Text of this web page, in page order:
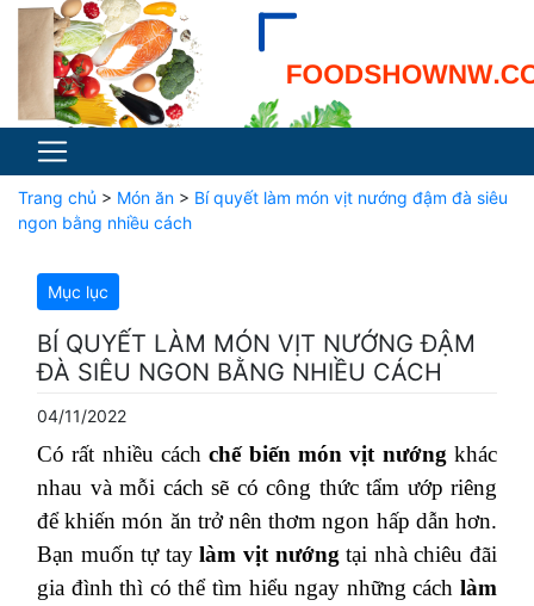
Trang chủ > Món ăn > Bí quyết làm món vịt nướng đậm đà siêu
ngon bằng nhiều cách
Mục lục
BÍ QUYẾT LÀM MÓN VỊT NƯỚNG ĐẬM
ĐÀ SIÊU NGON BẰNG NHIỀU CÁCH
04/11/2022
Có rất nhiều cáchchế biến món vịt nướng khác
nhau và mỗi cách sẽ có công thức tẩm ướp riêng
để khiến món ăn trở nên thơm ngon hấp dẫn hơn.
Bạn muốn tự taylàm vịt nướng tại nhà chiêu đãi
gia đình thì có thể tìm hiểu ngay những cách làm